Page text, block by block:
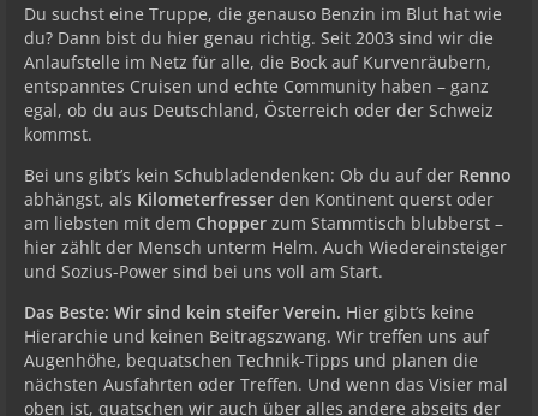
Du suchst eine Truppe, die genauso Benzin im Blut hat wie
du? Dann bist du hier genau richtig. Seit 2003 sind wir die
Anlaufstelle im Netz für alle, die Bock auf Kurvenräubern,
entspanntes Cruisen und echte Community haben – ganz
egal, ob du aus Deutschland, Österreich oder der Schweiz
kommst.
Bei uns gibt’s kein Schubladendenken: Ob du auf der Renno
abhängst, als Kilometerfresser den Kontinent querst oder
am liebsten mit dem Chopper zum Stammtisch blubberst –
hier zählt der Mensch unterm Helm. Auch Wiedereinsteiger
und Sozius-Power sind bei uns voll am Start.
Das Beste: Wir sind kein steifer Verein. Hier gibt’s keine
Hierarchie und keinen Beitragszwang. Wir treffen uns auf
Augenhöhe, bequatschen Technik-Tipps und planen die
nächsten Ausfahrten oder Treffen. Und wenn das Visier mal
oben ist, quatschen wir auch über alles andere abseits der